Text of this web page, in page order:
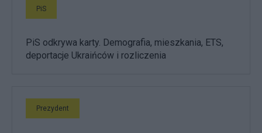
PiS
PiS odkrywa karty. Demografia, mieszkania, ETS,
deportacje Ukraińców i rozliczenia
Prezydent